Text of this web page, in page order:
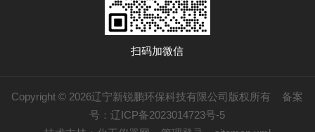
扫码加微信
Copyright © 2026辽宁新锐鹏环保科技有限公司版权所有 备案
号：辽ICP备2023014723号-5